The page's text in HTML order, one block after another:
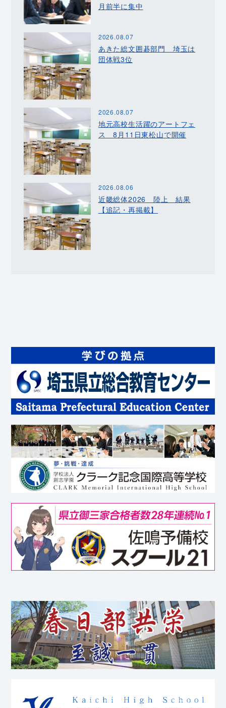
月前半に集中
2026.08.07
あきた総文囲碁部門 埼玉は
団体戦3位
2026.08.07
地元高校生活躍のアートフェ
ス 8月11日東松山で開催
2026.08.06
近畿総体2026 陸上 結果
【追記・再掲載】